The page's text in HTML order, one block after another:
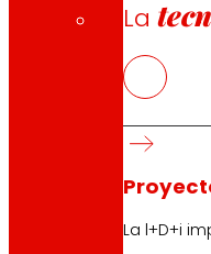
La
La l+D+i